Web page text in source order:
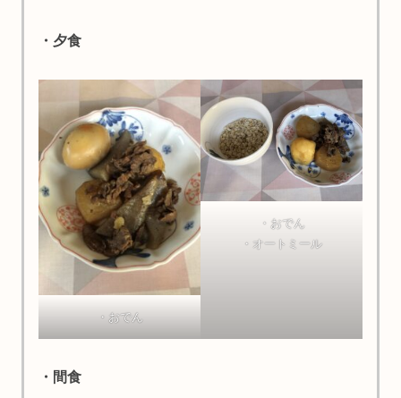
・夕食
・おでん
・おでん
・オートミール
・間食